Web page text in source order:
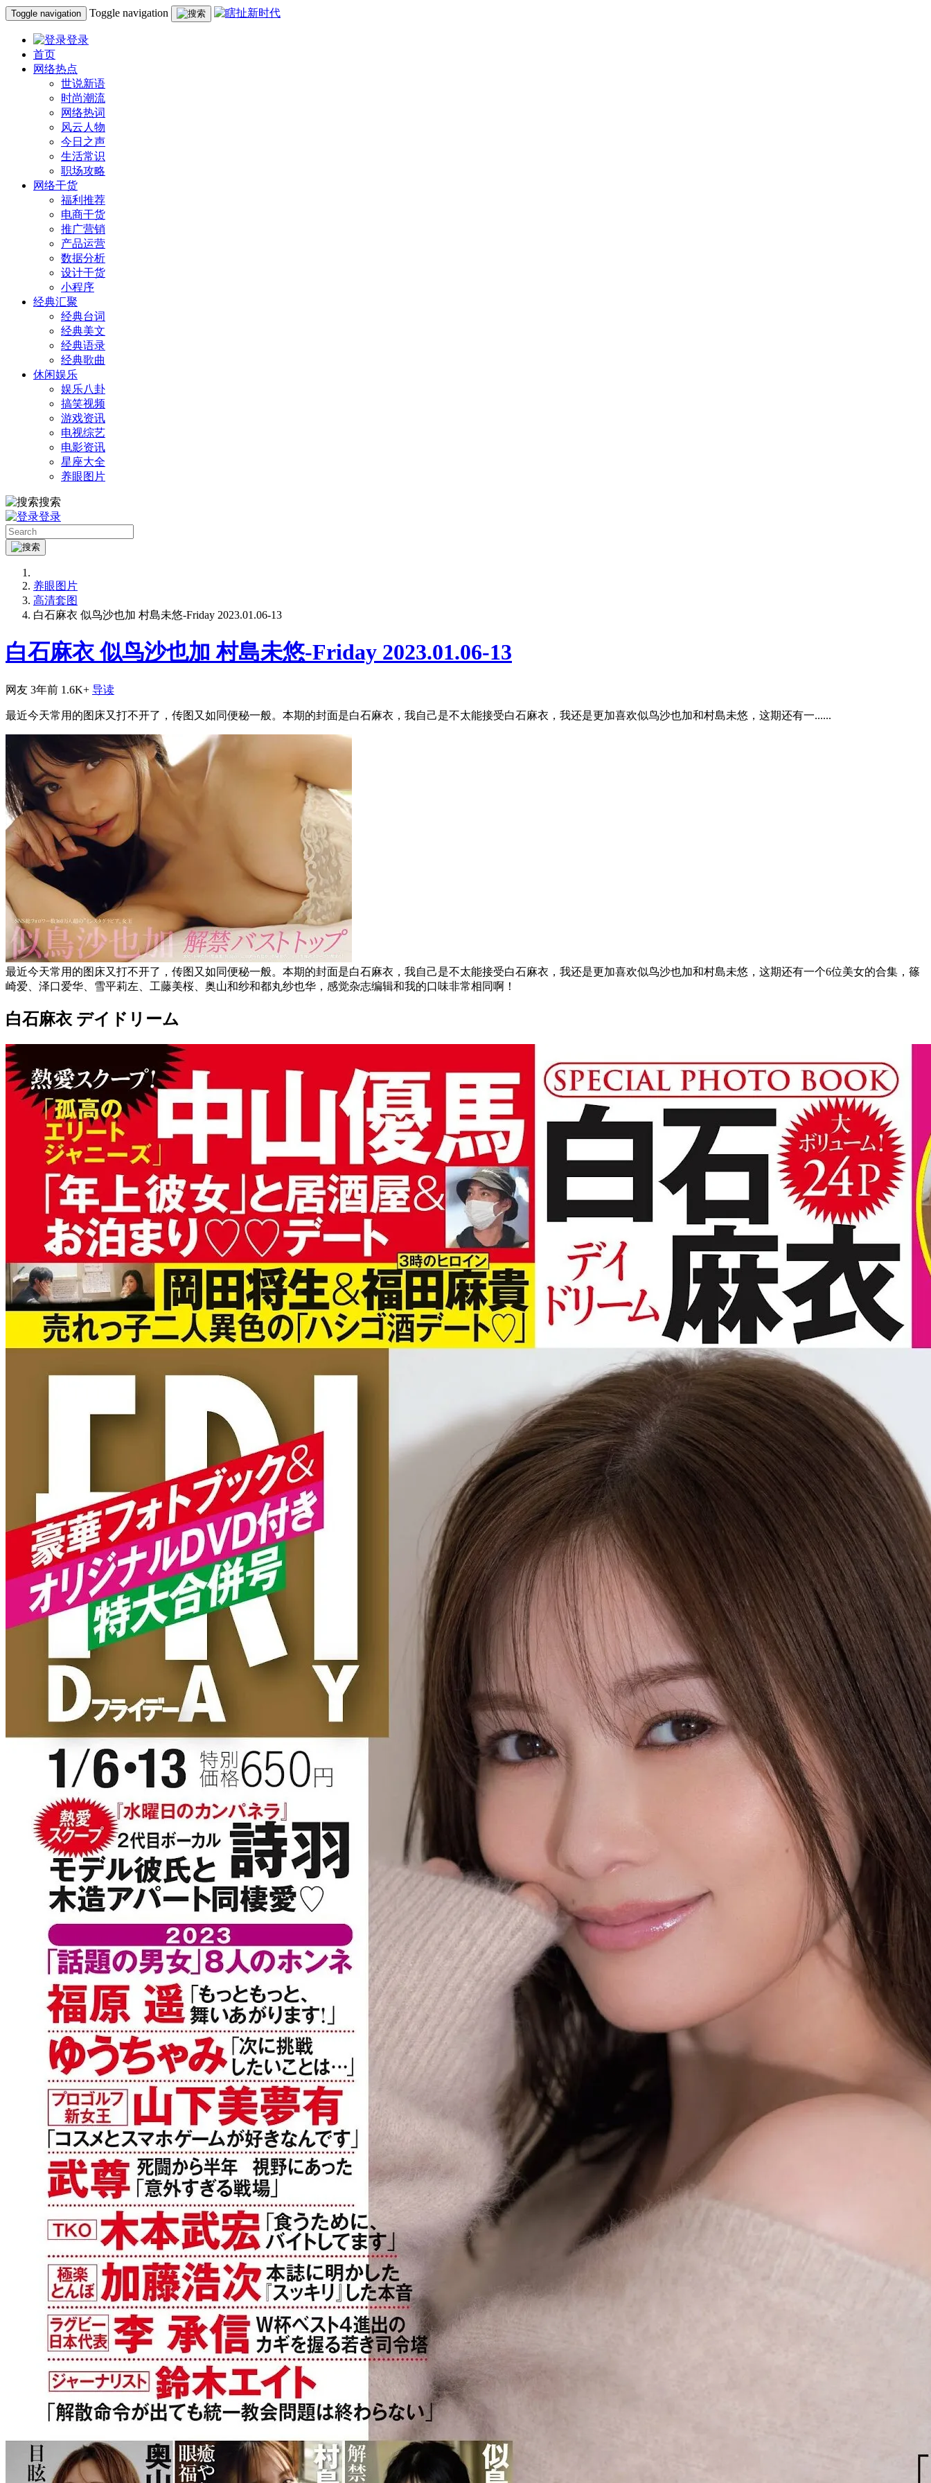
Toggle navigation Toggle navigation
登录
首页
网络热点
世说新语
时尚潮流
网络热词
风云人物
今日之声
生活常识
职场攻略
网络干货
福利推荐
电商干货
推广营销
产品运营
数据分析
设计干货
小程序
经典汇聚
经典台词
经典美文
经典语录
经典歌曲
休闲娱乐
娱乐八卦
搞笑视频
游戏资讯
电视综艺
电影资讯
星座大全
养眼图片
搜索
登录
养眼图片
高清套图
白石麻衣 似鸟沙也加 村島未悠-Friday 2023.01.06-13
白石麻衣 似鸟沙也加 村島未悠-Friday 2023.01.06-13
网友 3年前 1.6K+ 导读
最近今天常用的图床又打不开了，传图又如同便秘一般。本期的封面是白石麻衣，我自己是不太能接受白石麻衣，我还是更加喜欢似鸟沙也加和村島未悠，这期还有一......
最近今天常用的图床又打不开了，传图又如同便秘一般。本期的封面是白石麻衣，我自己是不太能接受白石麻衣，我还是更加喜欢似鸟沙也加和村島未悠，这期还有一个6位美女的合集，篠
崎爱、泽口爱华、雪平莉左、工藤美桜、奥山和纱和都丸纱也华，感觉杂志编辑和我的口味非常相同啊！
白石麻衣 デイドリーム